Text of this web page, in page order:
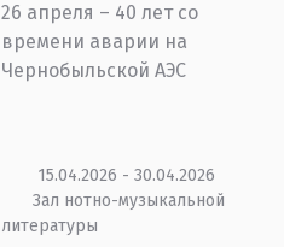
26 апреля – 40 лет со
времени аварии на
Чернобыльской АЭС
15.04.2026 - 30.04.2026
Зал нотно-музыкальной
литературы